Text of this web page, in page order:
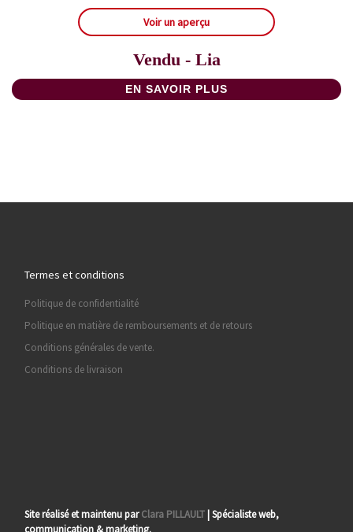
Voir un aperçu
Vendu - Lia
EN SAVOIR PLUS
Termes et conditions
Politique de confidentialité
Politique en matière de remboursements et de retours
Conditions générales de vente.
Conditions de livraison
Site réalisé et maintenu parClara PILLAULT | Spécialiste web,
communication & marketing.